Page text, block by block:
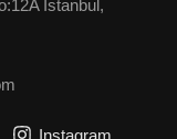
İstanbul,
Instagram